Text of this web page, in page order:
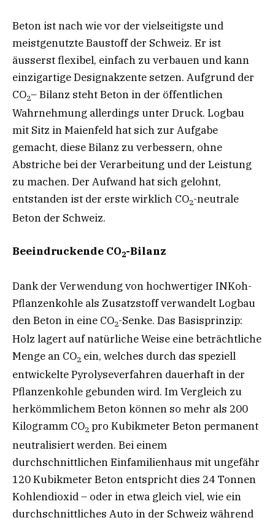
Beton ist nach wie vor der vielseitigste und
meistgenutzte Baustoff der Schweiz. Er ist
äusserst flexibel, einfach zu verbauen und kann
einzigartige Designakzente setzen. Aufgrund der
CO2– Bilanz steht Beton in der öffentlichen
Wahrnehmung allerdings unter Druck. Logbau
mit Sitz in Maienfeld hat sich zur Aufgabe
gemacht, diese Bilanz zu verbessern, ohne
Abstriche bei der Verarbeitung und der Leistung
zu machen. Der Aufwand hat sich gelohnt,
entstanden ist der erste wirklich CO2-neutrale
Beton der Schweiz.
Beeindruckende CO2-Bilanz
Dank der Verwendung von hochwertiger INKoh-
Pflanzenkohle als Zusatzstoff verwandelt Logbau
den Beton in eine CO2-Senke. Das Basisprinzip:
Holz lagert auf natürliche Weise eine beträchtliche
Menge an CO2 ein, welches durch das speziell
entwickelte Pyrolyseverfahren dauerhaft in der
Pflanzenkohle gebunden wird. Im Vergleich zu
herkömmlichem Beton können so mehr als 200
Kilogramm CO2 pro Kubikmeter Beton permanent
neutralisiert werden. Bei einem
durchschnittlichen Einfamilienhaus mit ungefähr
120 Kubikmeter Beton entspricht dies 24 Tonnen
Kohlendioxid – oder in etwa gleich viel, wie ein
durchschnittliches Auto in der Schweiz während